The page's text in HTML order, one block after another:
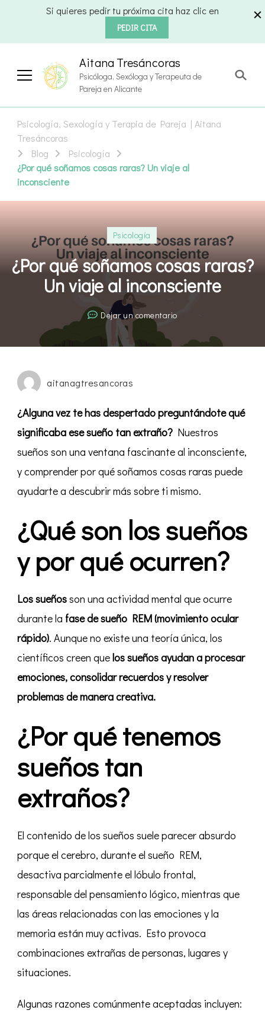
Si quieres pedir tu próxima cita haz clic en
PEDIR CITA
Aitana Tresáncoras
Psicóloga, Sexóloga y Terapeuta de
Pareja en Alicante
Psicología, Sexología y Terapia de Pareja | Aitana
Tresáncoras
Blog
Psicología
¿Por qué soñamos cosas raras? Un viaje al
inconsciente
Psicología
¿Por qué soñamos cosas raras?
Un viaje al inconsciente
Dejar un comentarioen
qué
viaje
al
inconsciente
aitanagtresancoras
¿Alguna vez te has despertado preguntándote qué
significaba ese sueño tan extraño? Nuestros
sueños son una ventana fascinante al inconsciente,
y comprender por qué soñamos cosas raras puede
ayudarte a descubrir más sobre ti mismo.
¿Qué son los sueños
y por qué ocurren?
Los sueñosson una actividad mental que ocurre
durante la fase de sueño REM (movimiento ocular
rápido). Aunque no existe una teoría única, los
científicos creen quelos sueños ayudan a procesar
emociones, consolidar recuerdos y resolver
problemas de manera creativa.
¿Por qué tenemos
sueños tan
extraños?
El contenido de los sueños suele parecer absurdo
porque el cerebro, durante el sueño REM,
desactiva parcialmente el lóbulo frontal,
responsable del pensamiento lógico, mientras que
las áreas relacionadas con las emociones y la
memoria están muy activas. Esto provoca
combinaciones extrañas de personas, lugares y
situaciones.
Algunas razones comúnmente aceptadas incluyen: